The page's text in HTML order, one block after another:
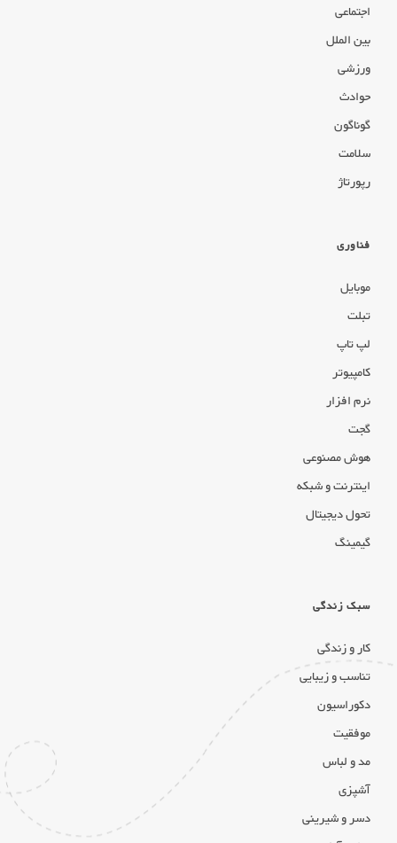
اجتماعی
بین الملل
ورزشی
حوادث
گوناگون
سلامت
رپورتاژ
فناوری
موبایل
تبلت
لپ تاپ
کامپیوتر
نرم افزار
گجت
هوش مصنوعی
اینترنت و شبکه
تحول دیجیتال
گیمینگ
سبک زندگی
کار و زندگی
تناسب و زیبایی
دکوراسیون
موفقیت
مد و لباس
آشپزی
دسر و شیرینی